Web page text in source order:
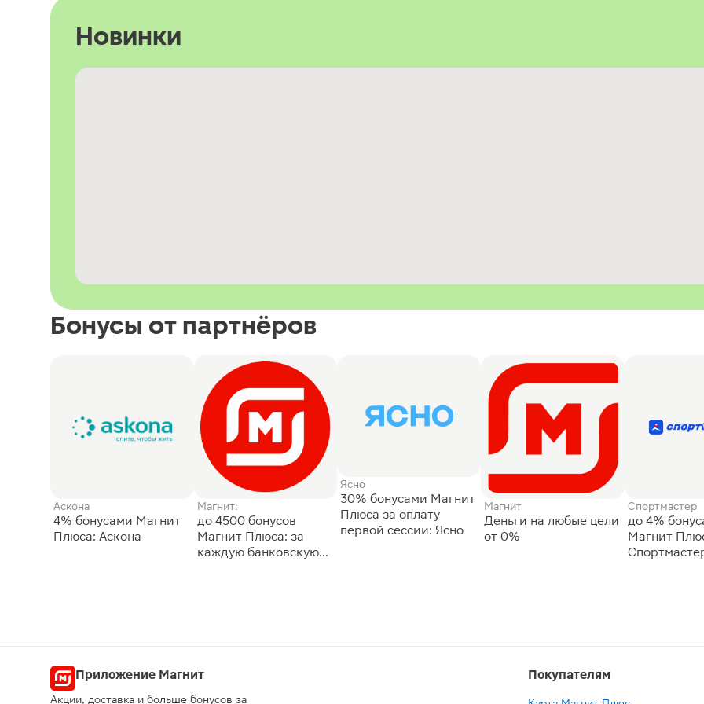
Новинки
Бонусы от партнёров
Аскона
4% бонусами Магнит
Плюса: Аскона
Магнит:
до 4500 бонусов
Магнит Плюса: за
каждую банковскую
Ясно
30% бонусами Магнит
Плюса за оплату
первой сессии: Ясно
Магнит
Деньги на любые цели
от 0%
Спортмастер
до 4%
Магнит
Приложение Магнит
Акции, доставка и больше бонусов за
Покупателям